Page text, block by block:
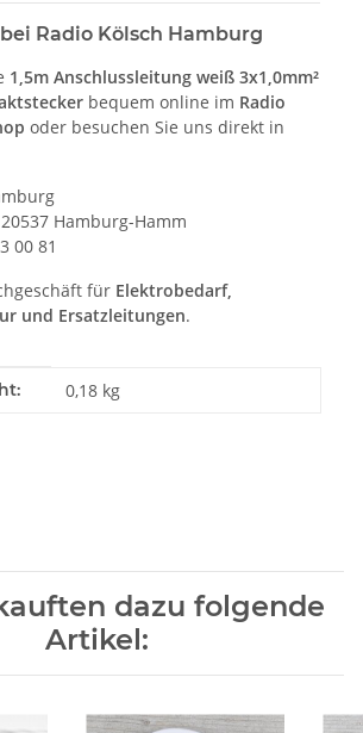
Radio Kölsch Hamburg
1,5m Anschlussleitung weiß 3x1,0mm²
bequem online im Radio
oder besuchen Sie uns direkt in
Hamburg-Hamm
00 81
für Elektrobedarf,
und Ersatzleitungen.
0,18 kg
dazu folgende
Artikel: